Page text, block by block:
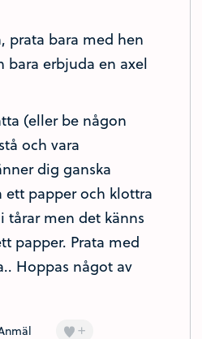
prata bara med hen
erbjuda en axel
(eller be någon
och vara
dig ganska
papper och klottra
tårar men det känns
papper. Prata med
Hoppas något av
+